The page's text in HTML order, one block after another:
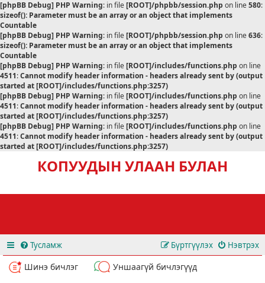
[phpBB Debug] PHP Warning: in file[ROOT]/phpbb/session.php on line580:
sizeof(): Parameter must be an array or an object that implements
Countable
[phpBB Debug] PHP Warning: in file[ROOT]/phpbb/session.php on line636:
sizeof(): Parameter must be an array or an object that implements
Countable
[phpBB Debug] PHP Warning: in file[ROOT]/includes/functions.php on line
4511:Cannot modify header information - headers already sent by (output
started at [ROOT]/includes/functions.php:3257)
[phpBB Debug] PHP Warning: in file[ROOT]/includes/functions.php on line
4511:Cannot modify header information - headers already sent by (output
started at [ROOT]/includes/functions.php:3257)
[phpBB Debug] PHP Warning: in file[ROOT]/includes/functions.php on line
4511:Cannot modify header information - headers already sent by (output
started at [ROOT]/includes/functions.php:3257)
КОПУУДЫН УЛААН БУЛАН
Тусламж Нэвтрэх
Бүртгүүлэх
Шинэ бичлэг
Уншаагүй бичлэгүүд